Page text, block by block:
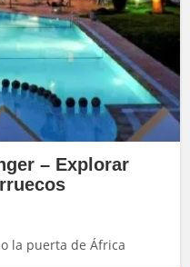
– Explorar
la puerta de África